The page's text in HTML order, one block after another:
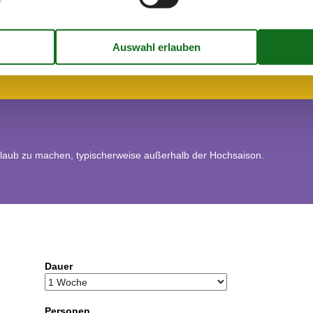
zu machen, typischerweise außerhalb der Hochsaison.
Dauer